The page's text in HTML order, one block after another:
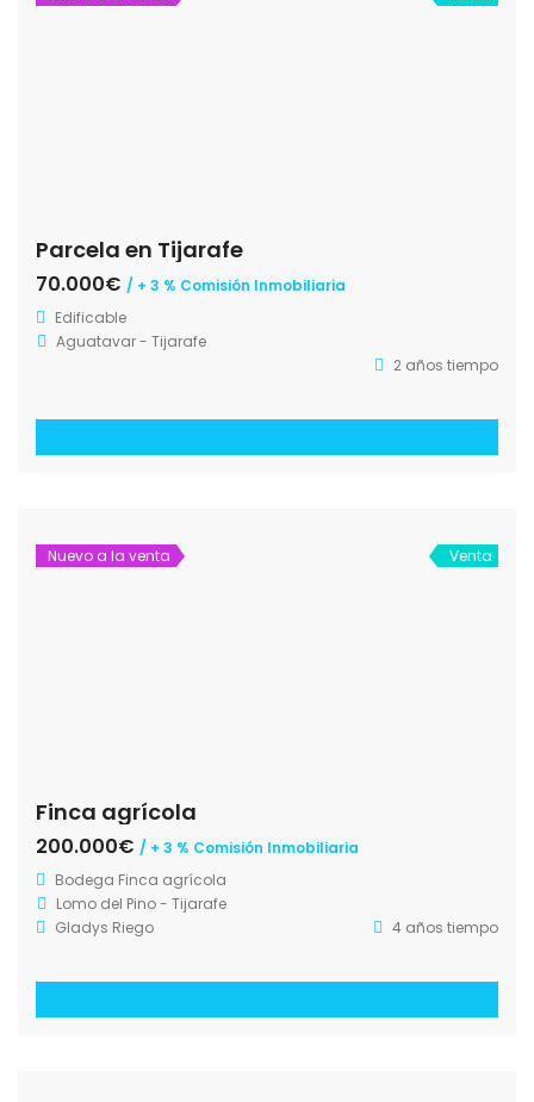
Parcela en Tijarafe
70.000€ / + 3 % Comisión Inmobiliaria
Edificable
Aguatavar - Tijarafe
2 años tiempo
Nuevo a la venta Venta
Finca agrícola
200.000€ / + 3 % Comisión Inmobiliaria
Bodega Finca agrícola
Lomo del Pino - Tijarafe
Gladys Riego
4 años tiempo